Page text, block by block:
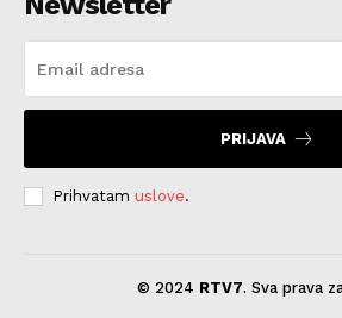
PRIJAVA
Prihvatam uslove.
© 2024 RTV7. Sva prava